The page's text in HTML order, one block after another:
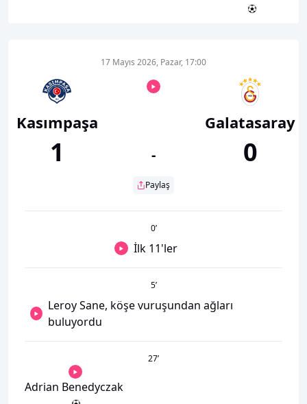
Kasımpaşa
1
17 Mayıs 2026, Pazar, 17:00
-
Paylaş
Galatasaray
0
0’
İlk 11'ler
5’
Leroy Sane, köşe vuruşundan ağları
buluyordu
27’
Adrian Benedyczak